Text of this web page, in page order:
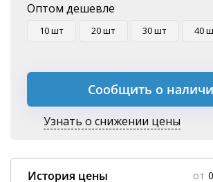
Оптом дешевле
10 шт 20 шт 30 шт 40
Сообщить о
Узнать о снижении цены
История цены от